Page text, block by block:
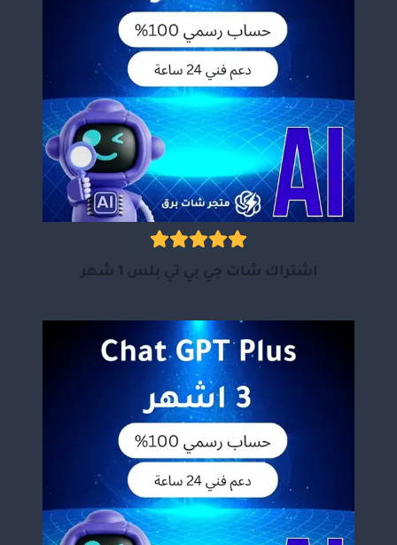
اشتراك شات جي بي تي بلس 1 شهر